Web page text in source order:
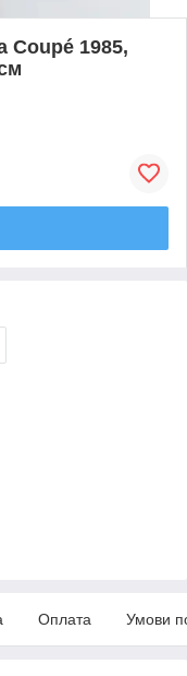
Coupé 1985,
Оплата Умови